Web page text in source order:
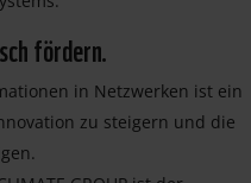
fördern.
in Netzwerken ist ein
zu steigern und die